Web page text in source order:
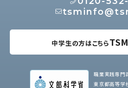
中学生の方はこちら
職業実践専門
東京都高等学